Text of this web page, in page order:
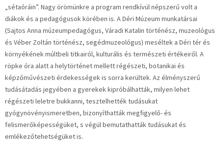
„sétaóráin”. Nagy örömünkre a program rendkívül népszerű volt a
diákok és a pedagógusok körében is. A Déri Múzeum munkatársai
(Sajtos Anna múzeumpedagógus, Váradi Katalin történész, muzeológus
és Véber Zoltán történész, segédmuzeológus) meséltek a Déri tér és
környékének múltbeli titkairól, kulturális és természeti értékeiről. A
röpke óra alatt a helytörténet mellett régészeti, botanikai és
képzőművészeti érdekességek is sorra kerültek. Az élményszerű
tudásátadás jegyében a gyerekek kipróbálhatták, milyen lehet
régészeti leletre bukkanni, tesztelhették tudásukat
gyógynövényismeretben, bizonyíthatták megfigyelő- és
felismerőképességüket, s végül bemutathatták tudásukat és
emlékezőtehetségüket is.